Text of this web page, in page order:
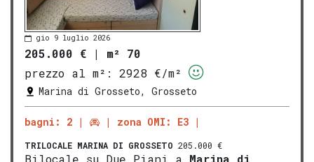
gio 9 luglio 2026
205.000 € | m² 70
prezzo al m²:
2928 €/m²
Marina di Grosseto, Grosseto
bagni: 2 zona OMI: E3
TRILOCALE MARINA DI GROSSETO 205.000 €
Bilocale su Due Piani a Marina di